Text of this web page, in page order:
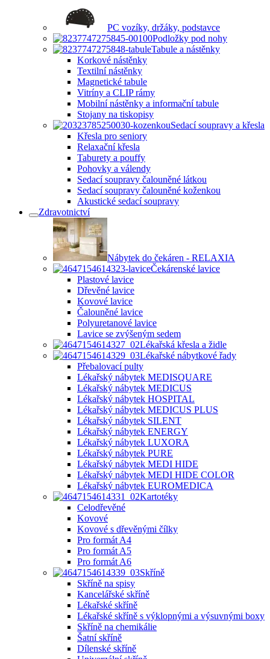
PC vozíky, držáky, podstavce
Podložky pod nohy
Tabule a nástěnky
Korkové nástěnky
Textilní nástěnky
Magnetické tabule
Vitríny a CLIP rámy
Mobilní nástěnky a informační tabule
Stojany na tiskopisy
Sedací soupravy a křesla
Křesla pro seniory
Relaxační křesla
Taburety a pouffy
Pohovky a válendy
Sedací soupravy čalouněné látkou
Sedací soupravy čalouněné koženkou
Akustické sedací soupravy
Zdravotnictví
Nábytek do čekáren - RELAXIA
Čekárenské lavice
Plastové lavice
Dřevěné lavice
Kovové lavice
Čalouněné lavice
Polyuretanové lavice
Lavice se zvýšeným sedem
Lékařská křesla a židle
Lékařské nábytkové řady
Přebalovací pulty
Lékařský nábytek MEDISQUARE
Lékařský nábytek MEDICUS
Lékařský nábytek HOSPITAL
Lékařský nábytek MEDICUS PLUS
Lékařský nábytek SILENT
Lékařský nábytek ENERGY
Lékařský nábytek LUXORA
Lékařský nábytek PURE
Lékařský nábytek MEDI HIDE
Lékařský nábytek MEDI HIDE COLOR
Lékařský nábytek EUROMEDICA
Kartotéky
Celodřevěné
Kovové
Kovové s dřevěnými čílky
Pro formát A4
Pro formát A5
Pro formát A6
Skříně
Skříně na spisy
Kancelářské skříně
Lékařské skříně
Lékařské skříně s výklopnými a výsuvnými boxy
Skříně na chemikálie
Šatní skříně
Dílenské skříně